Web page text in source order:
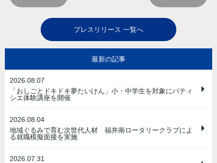
プレスリリース 一覧へ
最新の記事
2026.08.07
「おしごとドキドキ夢たいけん」小・中学生を対象にパティ
シエ体験講座を開催
2026.08.04
地域ぐるみで育む次世代人材 福井南ロータリークラブによ
る就職模擬面接を実施
2026.07.31